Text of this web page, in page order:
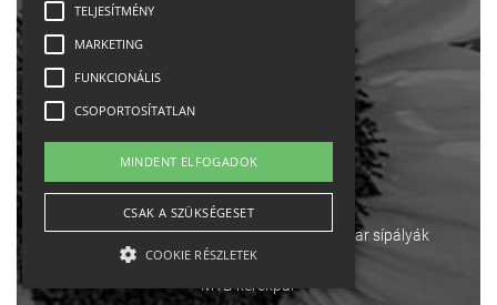
Impresszum-kapcsolat
English
Ebike Osztrák sípályák Magyar sípályák
MTB kerékpár
TELJESÍTMÉNY
MARKETING
FUNKCIONÁLIS
CSOPORTOSÍTATLAN
MINDENT ELFOGADOK
CSAK A SZÜKSÉGESET
COOKIE RÉSZLETEK